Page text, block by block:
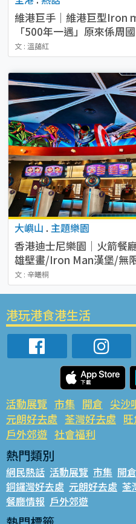
維港巨手｜維港巨型Iron
「500年一遇」原來係周
文 : 溫藹紅
大嶼山 . 主題樂園
香港迪士尼樂園｜火箭餐
雄壁畫/Iron Man漢堡/無
文 : 辛曦桐
港玩港食港生活
活動展覽 市集 開倉 尖沙
元朗好去處 荃灣好去處
戶外郊遊 社會福利
熱門類別
網民熱話 活動展覽 市集 開倉
銅鑼灣好去處 元朗好去處 荃
餐廳情報 戶外郊遊